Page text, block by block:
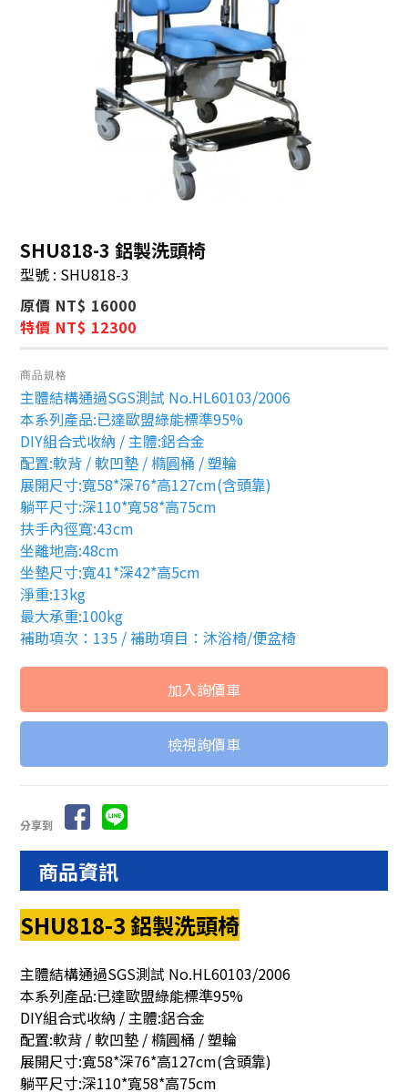
SHU818-3 鋁製洗頭椅
型號 : SHU818-3
原價 NT$ 16000
特價 NT$ 12300
商品規格
主體結構通過SGS測試 No.HL60103/2006
本系列產品:已達歐盟綠能標準95%
DIY組合式收納 / 主體:鋁合金
配置:軟背 / 軟凹墊 / 橢圓桶 / 塑輪
展開尺寸:寬58*深76*高127cm(含頭靠)
躺平尺寸:深110*寬58*高75cm
扶手內徑寬:43cm
坐離地高:48cm
坐墊尺寸:寬41*深42*高5cm
淨重:13kg
最大承重:100kg
補助項次：135 / 補助項目：沐浴椅/便盆椅
檢視詢價車
分享到
商品資訊
SHU818-3 鋁製洗頭椅
主體結構通過SGS測試 No.HL60103/2006
本系列產品:已達歐盟綠能標準95%
DIY組合式收納 / 主體:鋁合金
配置:軟背 / 軟凹墊 / 橢圓桶 / 塑輪
展開尺寸:寬58*深76*高127cm(含頭靠)
躺平尺寸:深110*寬58*高75cm